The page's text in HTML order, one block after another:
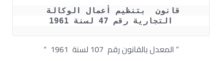
التجارية رقم 47 لسنة 1961
” المعدل بالقانون رقم 107 لسنة 1961 “